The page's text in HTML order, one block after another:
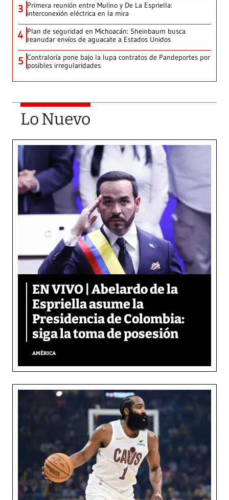
3 Primera reunión entre Mulino y De La Espriella:
interconexión eléctrica en la mira
4 Plan de seguridad en Michoacán: Sheinbaum busca
reanudar envíos de aguacate a Estados Unidos
5 Contraloría pone bajo la lupa contratos de Pandeportes por
posibles irregularidades
Lo Nuevo
EN VIVO | Abelardo de la
Espriella asume la
Presidencia de Colombia:
siga la toma de posesión
AMÉRICA